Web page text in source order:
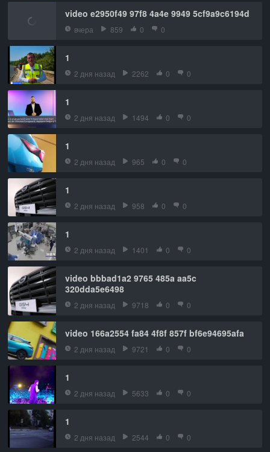
video e2950f49 97f8 4a4e 9949 5cf9a9c6194d
вчера 859 0 0
1
2 дня назад 2262 0 0
1
2 дня назад 1494 0 0
1
2 дня назад 965 0 0
1
2 дня назад 958 0 0
1
2 дня назад 1401 0 0
video bbbad1a2 9765 485a aa5c
320dda5e6498
2 дня назад 9718 0 0
video 166a2554 fa84 4f8f 857f bf6e94695afa
2 дня назад 9721 0 0
1
2 дня назад 5633 0 0
1
2 дня назад 2544 0 0